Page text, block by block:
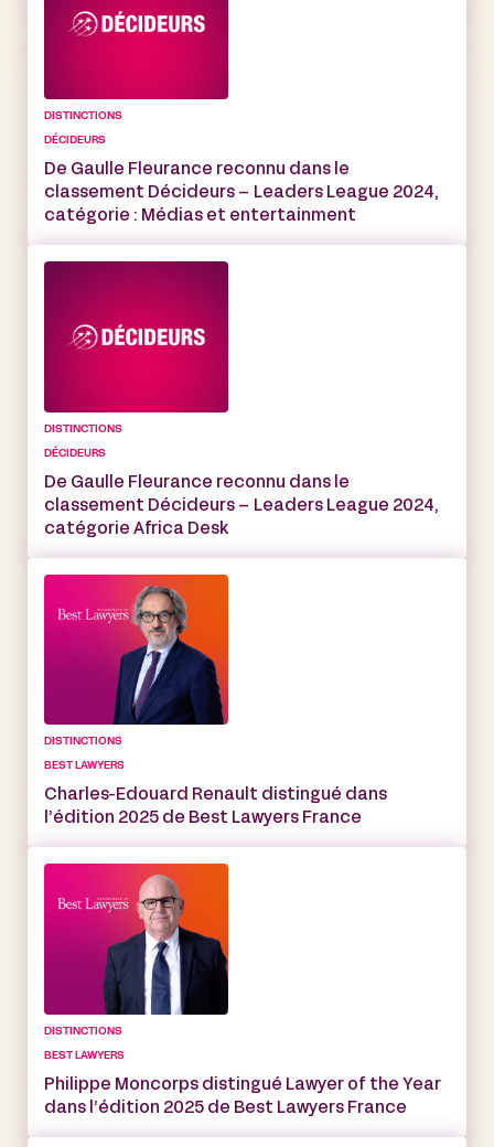
DISTINCTIONS
DÉCIDEURS
De Gaulle Fleurance reconnu dans le
classement Décideurs – Leaders League 2024,
catégorie : Médias et entertainment
DISTINCTIONS
DÉCIDEURS
De Gaulle Fleurance reconnu dans le
classement Décideurs – Leaders League 2024,
catégorie Africa Desk
DISTINCTIONS
BEST LAWYERS
Charles-Edouard Renault distingué dans
l’édition 2025 de Best Lawyers France
DISTINCTIONS
BEST LAWYERS
Philippe Moncorps distingué Lawyer of the Year
dans l’édition 2025 de Best Lawyers France